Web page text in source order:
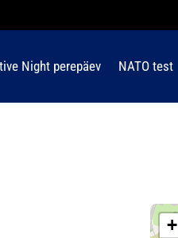
Night perepäev NATO test
+